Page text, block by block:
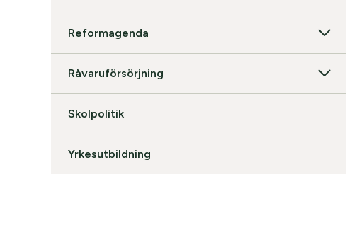
Reformagenda
Råvaruförsörjning
Skolpolitik
Yrkesutbildning